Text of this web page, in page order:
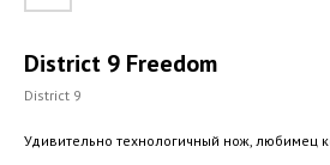
District 9 Freedom
District 9
Удивительно технологичный нож, любимец